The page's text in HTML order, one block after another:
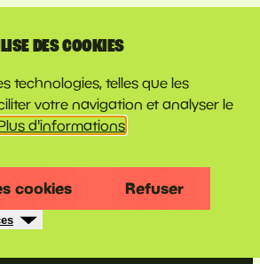
DES COOKIES
technologies, telles que les
votre navigation et analyser le
d'informations
cookies Refuser